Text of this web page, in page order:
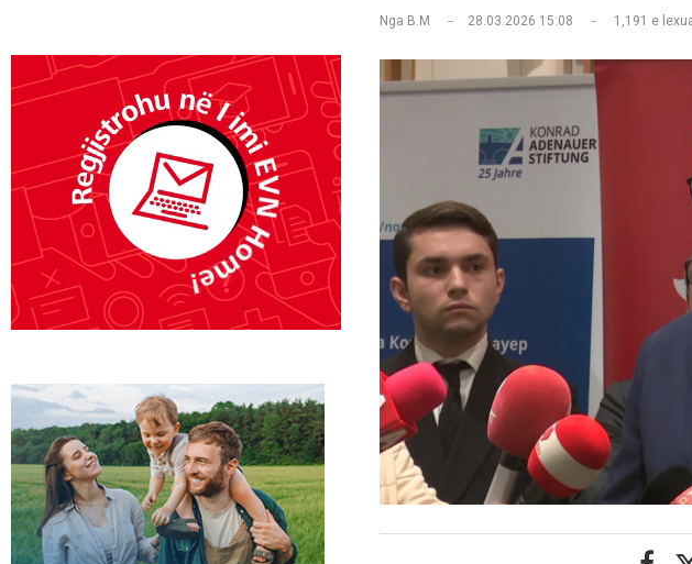
Nga B.M 28.03.2026 15:08 1,191 e